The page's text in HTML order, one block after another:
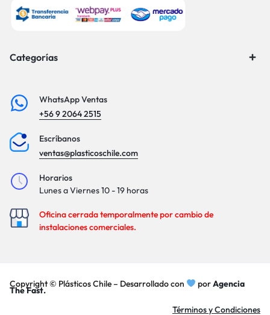
Categorías
WhatsApp Ventas
+56 9 2064 2515
Escríbanos
ventas@plasticoschile.com
Horarios
Lunes a Viernes 10 - 19 horas
Oficina cerrada temporalmente por cambio de
instalaciones comerciales.
Copyright © Plásticos Chile – Desarrollado con porAgencia
The Fast.
Términos y Condiciones